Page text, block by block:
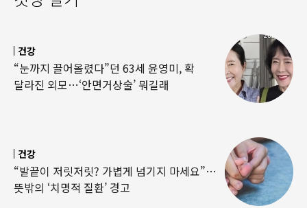
건강
“눈까지 끌어올렸다”던 63세 윤영미, 확
달라진 외모…‘안면거상술’ 뭐길래
건강
“발끝이 저릿저릿? 가볍게 넘기지 마세요”…
뜻밖의 ‘치명적 질환’ 경고